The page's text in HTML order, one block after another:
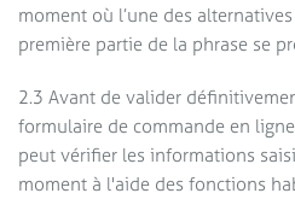
moment où l’une des
première partie de la phrase se
2.3 Avant de valider
formulaire de commande en
peut vérifier les informations
moment à l'aide des fonctions